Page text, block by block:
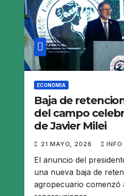
ECONOMIA
Baja de
del campo
de Javier Milei
21 MAYO, 2026 INFO
El anuncio del
una nueva baja de
agropecuario comenzó